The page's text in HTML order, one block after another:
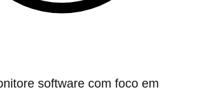
software com foco em